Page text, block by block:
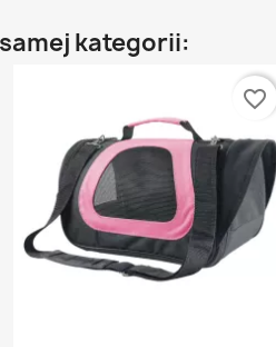
kategorii:
favorite_border